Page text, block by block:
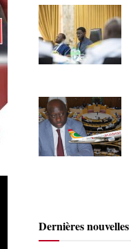
Dernières nouvelles